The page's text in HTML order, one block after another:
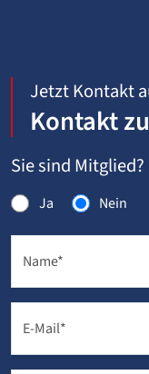
Jetzt Kontakt
Kontakt
Sie sind Mitglied?
Ja Nein
Name*
E-Mail*